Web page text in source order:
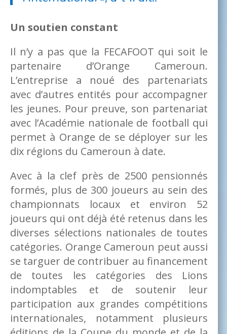
Un soutien constant
Il n’y a pas que la FECAFOOT qui soit le
partenaire d’Orange Cameroun.
L’entreprise a noué des partenariats
avec d’autres entités pour accompagner
les jeunes. Pour preuve, son partenariat
avec l’Académie nationale de football qui
permet à Orange de se déployer sur les
dix régions du Cameroun à date.
Avec à la clef près de 2500 pensionnés
formés, plus de 300 joueurs au sein des
championnats locaux et environ 52
joueurs qui ont déjà été retenus dans les
diverses sélections nationales de toutes
catégories. Orange Cameroun peut aussi
se targuer de contribuer au financement
de toutes les catégories des Lions
indomptables et de soutenir leur
participation aux grandes compétitions
internationales, notamment plusieurs